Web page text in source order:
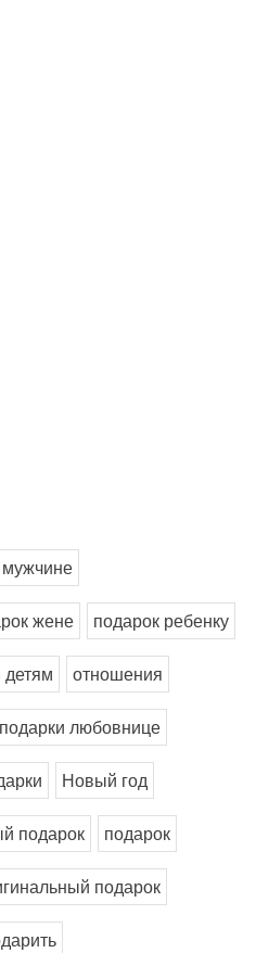
мужчине
жене подарок ребенку
детям отношения
подарки любовнице
Новый год
подарок подарок
подарок